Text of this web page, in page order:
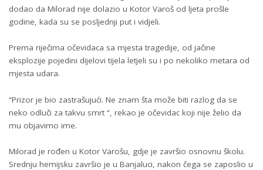
dodao da Milorad nije dolazio u Kotor Varoš od ljeta prošle
godine, kada su se posljednji put i vidjeli.
Prema riječima očevidaca sa mjesta tragedije, od jačine
eksplozije pojedini dijelovi tijela letjeli su i po nekoliko metara od
mjesta udara.
“Prizor je bio zastrašujući. Ne znam šta može biti razlog da se
neko odluči za takvu smrt “, rekao je očevidac koji nije želio da
mu objavimo ime.
Milorad je rođen u Kotor Varošu, gdje je završio osnovnu školu.
Srednju hemijsku završio je u Banjaluci, nakon čega se zaposlio u